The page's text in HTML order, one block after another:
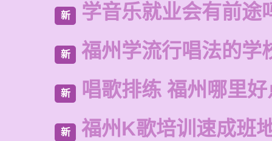
新 学音乐就业会有前途
新 福州学流行唱法的学
新 唱歌排练 福州哪里好
新 福州K歌培训速成班